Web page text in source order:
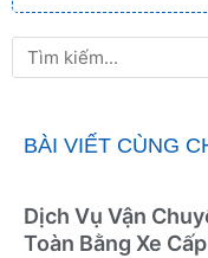
Tìm
kiếm
BÀI VIẾT CÙNG
Dịch Vụ Vận
Toàn Bằng Xe